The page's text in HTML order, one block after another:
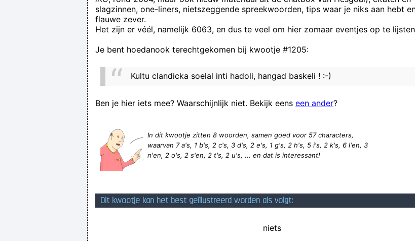
als jouw
Grela Vorkest, NLP-coach voor strontvliegen, staat bekend om haar welig okselhaar waar
slagzinnen, one-liners, nietszeggende spreekwoorden, tips waar je niks aan hebt
flauwe zever.
Het zijn er véél, namelijk 6063, en dus te veel om hier zomaar eventjes op te
Je bent hoedanook terechtgekomen bij kwootje #1205:
Kultu clandicka soelal inti hadoli, hangad baskeli ! :-)
Ben je hier iets mee? Waarschijnlijk niet. Bekijk eens een ander?
In dit kwootje zitten 8 woorden, samen goed voor 57characters,
waarvan 7 a's, 1 b's, 2 c's, 3 d's, 2 e's, 1 g's, 2 h's, 5 i's, 2 k's, 6 l'en, 3
n'en, 2 o's, 2 s'en, 2 t's, 2 u's, ... en dat is interessant!
Dit kwootje kan het best geïllustreerd worden als volgt:
niets